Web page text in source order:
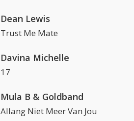
Dean Lewis
Trust Me Mate
Davina Michelle
17
Mula B & Goldband
Allang Niet Meer Van Jou